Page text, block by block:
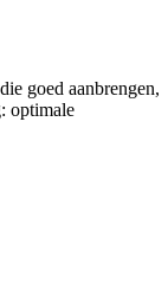
goed aanbrengen,
optimale